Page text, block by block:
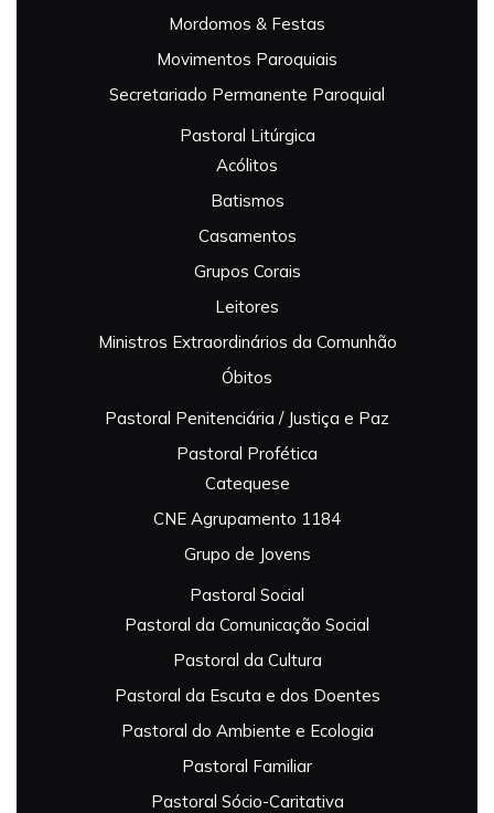
Mordomos & Festas
Movimentos Paroquiais
Secretariado Permanente Paroquial
Pastoral Litúrgica
Acólitos
Batismos
Casamentos
Grupos Corais
Leitores
Ministros Extraordinários da Comunhão
Óbitos
Pastoral Penitenciária / Justiça e Paz
Pastoral Profética
Catequese
CNE Agrupamento 1184
Grupo de Jovens
Pastoral Social
Pastoral da Comunicação Social
Pastoral da Cultura
Pastoral da Escuta e dos Doentes
Pastoral do Ambiente e Ecologia
Pastoral Familiar
Pastoral Sócio-Caritativa